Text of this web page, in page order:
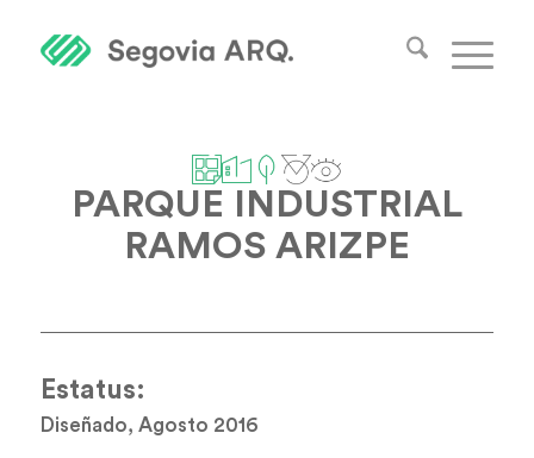
PARQUE INDUSTRIAL
RAMOS ARIZPE
Estatus:
Diseñado, Agosto 2016